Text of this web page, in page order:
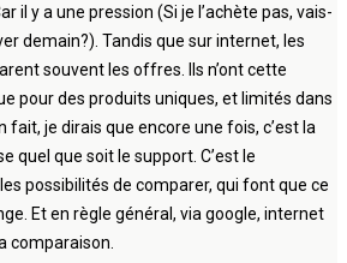
il y a une pression (Si je l’achète pas, vais-
demain?). Tandis que sur internet, les
souvent les offres. Ils n’ont cette
pour des produits uniques, et limités dans
fait, je dirais que encore une fois, c’est la
quel que soit le support. C’est le
possibilités de comparer, qui font que ce
Et en règle général, via google, internet
comparaison.